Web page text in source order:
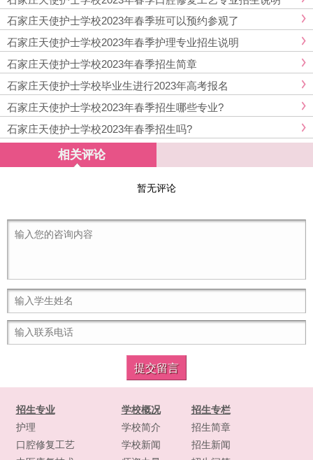
石家庄天使护士学校2023年春季班可以预约参观了
石家庄天使护士学校2023年春季护理专业招生说明
石家庄天使护士学校2023年春季招生简章
石家庄天使护士学校毕业生进行2023年高考报名
石家庄天使护士学校2023年春季招生哪些专业?
石家庄天使护士学校2023年春季招生吗?
相关评论
暂无评论
招生专业
护理
口腔修复工艺
学校概况
学校简介
学校新闻
招生专栏
招生简章
招生新闻